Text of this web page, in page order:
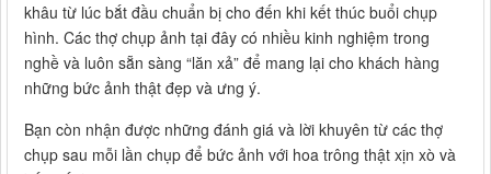
khâu từ lúc bắt đầu chuẩn bị cho đến khi kết thúc buổi chụp
hình. Các thợ chụp ảnh tại đây có nhiều kinh nghiệm trong
nghề và luôn sẵn sàng “lăn xả” để mang lại cho khách hàng
những bức ảnh thật đẹp và ưng ý.
Bạn còn nhận được những đánh giá và lời khuyên từ các thợ
chụp sau mỗi lần chụp để bức ảnh với hoa trông thật xịn xò và